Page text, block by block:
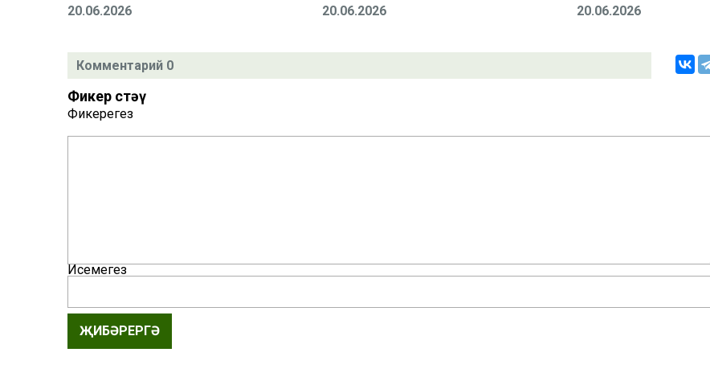
20.06.2026 20.06.2026 20.06.2026
Комментарий 0
Фикер өстәү
Фикерегез
Исемегез
ҖИБӘРЕРГӘ